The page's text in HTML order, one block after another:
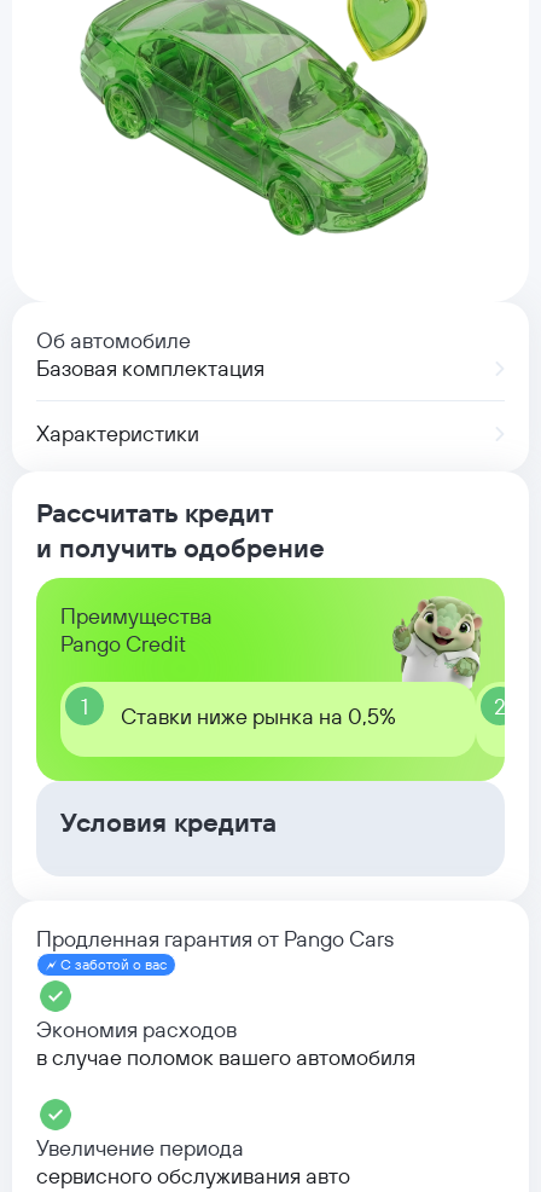
Об автомобиле
Базовая комплектация
Характеристики
Рассчитать кредит
и получить одобрение
Преимущества
Pango Credit
1 Ставки ниже рынка на 0,5% 2
Условия кредита
Продленная гарантия от Pango Cars
С заботой о вас
Экономия расходов
в случае поломок вашего автомобиля
Увеличение периода
сервисного обслуживания авто